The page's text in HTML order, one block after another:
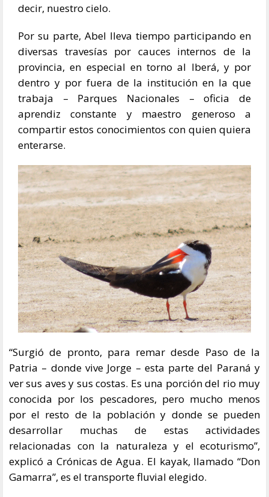
decir, nuestro cielo.
Por su parte, Abel lleva tiempo participando en
diversas travesías por cauces internos de la
provincia, en especial en torno al Iberá, y por
dentro y por fuera de la institución en la que
trabaja – Parques Nacionales – oficia de
aprendiz constante y maestro generoso a
compartir estos conocimientos con quien quiera
enterarse.
“Surgió de pronto, para remar desde Paso de la
Patria – donde vive Jorge – esta parte del Paraná y
ver sus aves y sus costas. Es una porción del rio muy
conocida por los pescadores, pero mucho menos
por el resto de la población y donde se pueden
desarrollar muchas de estas actividades
relacionadas con la naturaleza y el ecoturismo”,
explicó a Crónicas de Agua. El kayak, llamado “Don
Gamarra”, es el transporte fluvial elegido.